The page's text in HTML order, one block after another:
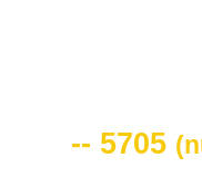
-- 5705 (